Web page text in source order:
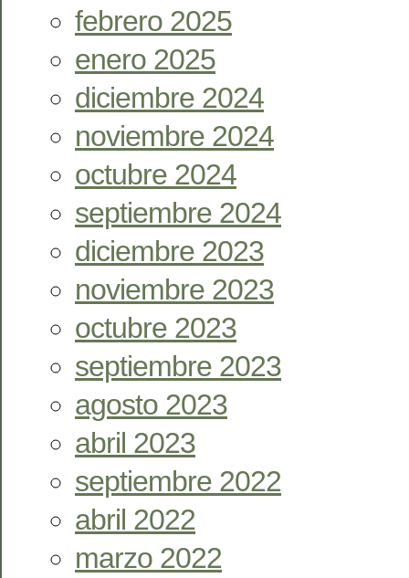
febrero 2025
enero 2025
diciembre 2024
noviembre 2024
octubre 2024
septiembre 2024
diciembre 2023
noviembre 2023
octubre 2023
septiembre 2023
agosto 2023
abril 2023
septiembre 2022
abril 2022
marzo 2022